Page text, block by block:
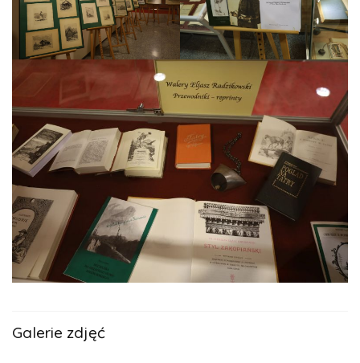
Galerie zdjęć